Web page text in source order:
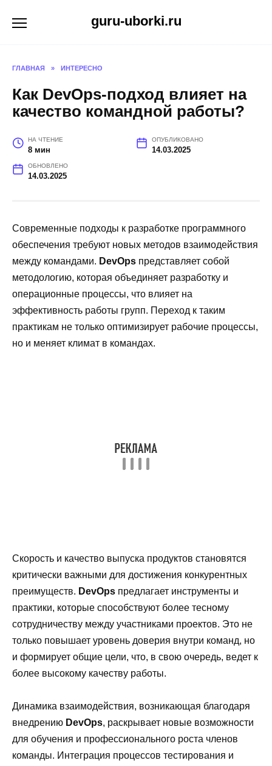
guru-uborki.ru
ГЛАВНАЯ » ИНТЕРЕСНО
Как DevOps-подход влияет на
качество командной работы?
НА ЧТЕНИЕ
8 мин
ОПУБЛИКОВАНО
14.03.2025
ОБНОВЛЕНО
14.03.2025
Современные подходы к разработке программного
обеспечения требуют новых методов взаимодействия
между командами. DevOps представляет собой
методологию, которая объединяет разработку и
операционные процессы, что влияет на
эффективность работы групп. Переход к таким
практикам не только оптимизирует рабочие процессы,
но и меняет климат в командах.
Скорость и качество выпуска продуктов становятся
критически важными для достижения конкурентных
преимуществ. DevOps предлагает инструменты и
практики, которые способствуют более тесному
сотрудничеству между участниками проектов. Это не
только повышает уровень доверия внутри команд, но
и формирует общие цели, что, в свою очередь, ведет к
более высокому качеству работы.
Динамика взаимодействия, возникающая благодаря
внедрению DevOps, раскрывает новые возможности
для обучения и профессионального роста членов
команды. Интеграция процессов тестирования и